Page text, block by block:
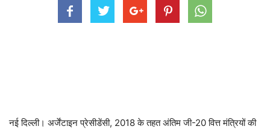
नई दिल्ली। अर्जेंटाइन प्रेसीडेंसी, 2018 के तहत अंतिम जी-20 वित्त मंत्रियों की